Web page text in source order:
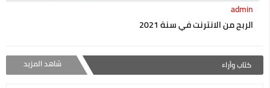
admin
الربح من الانترنت في سنة 2021
كتاب وأراء شاهد المزيد